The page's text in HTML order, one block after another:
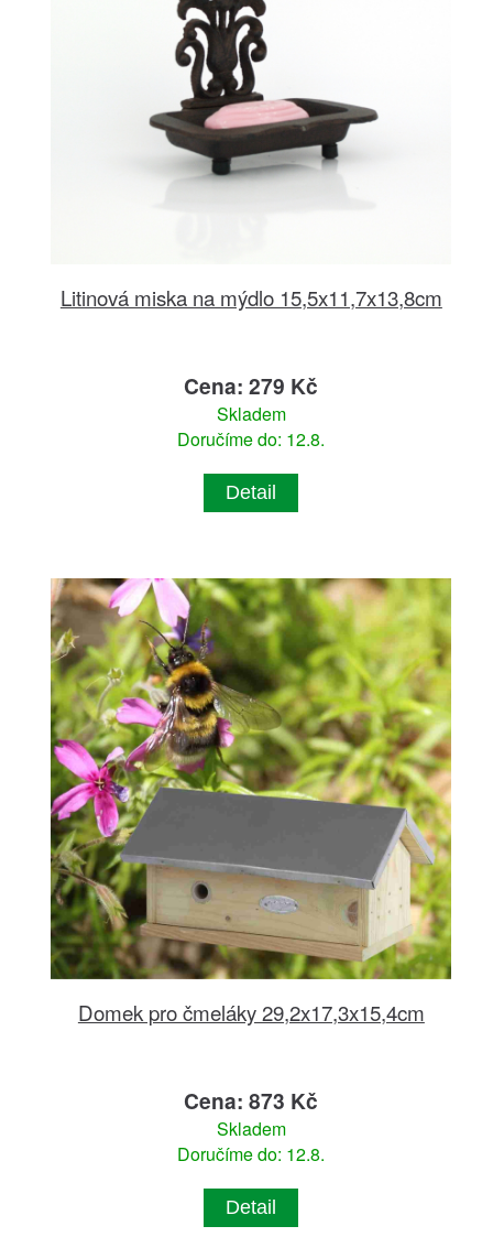
Litinová miska na mýdlo 15,5x11,7x13,8cm
Cena: 279 Kč
Skladem
Doručíme do: 12.8.
Detail
Domek pro čmeláky 29,2x17,3x15,4cm
Cena: 873 Kč
Skladem
Doručíme do: 12.8.
Detail